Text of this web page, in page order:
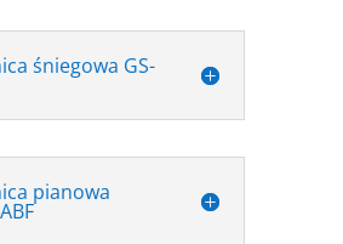
śniegowa GS-
pianowa